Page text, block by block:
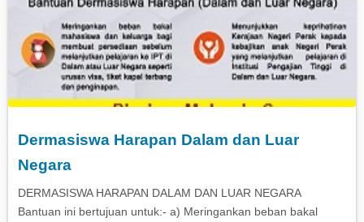
Dermasiswa Harapan Dalam dan Luar
Negara
DERMASISWA HARAPAN DALAM DAN LUAR NEGARA
Bantuan ini bertujuan untuk:- a) Meringankan beban bakal